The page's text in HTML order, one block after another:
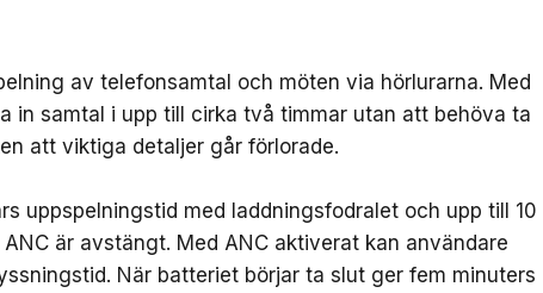
av telefonsamtal och möten via hörlurarna. Med
in samtal i upp till cirka två timmar utan att behöva ta
att viktiga detaljer går förlorade.
uppspelningstid med laddningsfodralet och upp till 10
är avstängt. Med ANC aktiverat kan användare
När batteriet börjar ta slut ger fem minuters